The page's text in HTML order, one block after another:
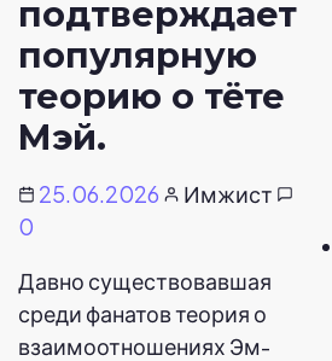
подтверждает
популярную
теорию о тёте
Мэй.
25.06.2026
Имжист
0
Давно существовавшая
среди фанатов теория о
взаимоотношениях Эм-